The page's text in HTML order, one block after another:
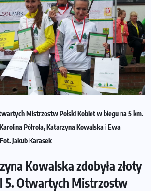
Mistrzostw Polski Kobiet w biegu na 5 km.
Półrola, Katarzyna Kowalska i Ewa
Jakub Karasek
Kowalska zdobyła złoty
5. Otwartych Mistrzostw